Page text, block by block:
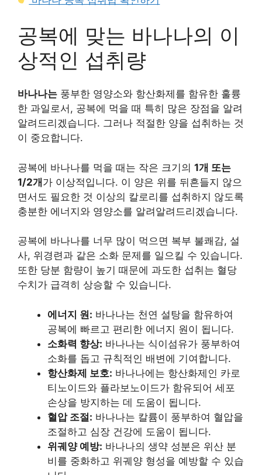
공복에 맞는 바나나의 이
상적인 섭취량
바나나는 풍부한 영양소와 항산화제를 함유한 훌륭
한 과일로서, 공복에 먹을 때 특히 많은 장점을 알려
알려드리겠습니다. 그러나 적절한 양을 섭취하는 것
이 중요합니다.
공복에 바나나를 먹을 때는 작은 크기의 1개 또는
1/2개가 이상적입니다. 이 양은 위를 뒤흔들지 않으
면서도 필요한 것 이상의 칼로리를 섭취하지 않도록
충분한 에너지와 영양소를 알려알려드리겠습니다.
공복에 바나나를 너무 많이 먹으면 복부 불쾌감, 설
사, 위경련과 같은 소화 문제를 일으킬 수 있습니다.
또한 당분 함량이 높기 때문에 과도한 섭취는 혈당
수치가 급격히 상승할 수 있습니다.
에너지 원: 바나나는 천연 설탕을 함유하여
공복에 빠르고 편리한 에너지 원이 됩니다.
소화력 향상: 바나나는 식이섬유가 풍부하여
소화를 돕고 규칙적인 배변에 기여합니다.
항산화제 보호: 바나나에는 항산화제인 카로
티노이드와 플라보노이드가 함유되어 세포
손상을 방지하는 데 도움이 됩니다.
혈압 조절: 바나나는 칼륨이 풍부하여 혈압을
조절하고 심장 건강에 도움이 됩니다.
위궤양 예방: 바나나의 생약 성분은 위산 분
비를 중화하고 위궤양 형성을 예방할 수 있습